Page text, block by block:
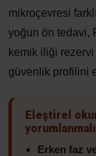
mikroçevresi
yoğun ön tedavi,
kemik iliği
güvenlik profilini
Eleştirel
Erken faz